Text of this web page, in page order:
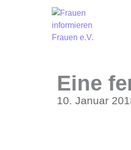
Eine
10. Januar